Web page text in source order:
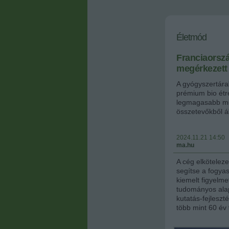
Életmód
A
prémium bio
legmagasabb
összetevőkből
2024.11.21 14:50
ma.hu
A cég
segítse a
kiemelt
tudományos
kutatás-
több mint 60 év